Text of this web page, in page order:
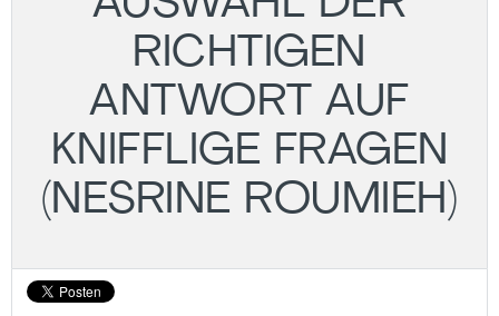
RICHTIGEN
ANTWORT AUF
KNIFFLIGE FRAGEN
(NESRINE ROUMIEH)